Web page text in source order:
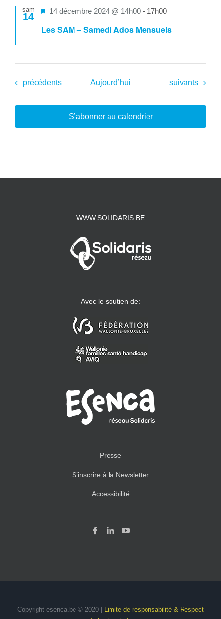
sam
14
Les SAM – Samedi Ados Mensuels
Mis
14 décembre 2024 @ 14h00 - 17h00
Évènements
précédents Aujourd’hui Évènements
suivants
S’abonner au calendrier
WWW.SOLIDARIS.BE
Avec le soutien de:
Presse
S’inscrire à la Newsletter
Accessibilité
Copyright esenca.be © 2020 |
Limite de responsabilité & Respect